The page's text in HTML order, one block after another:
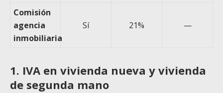
Comisión
agencia
inmobiliaria
Sí 21% —
1. IVA en vivienda nueva y vivienda
de segunda mano